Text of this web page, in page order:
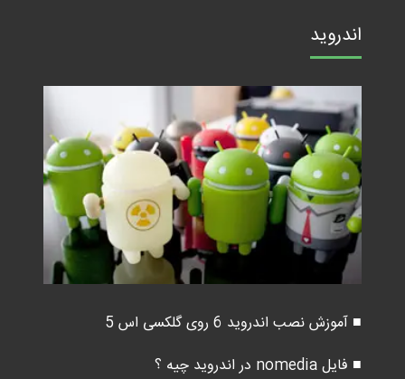
اندروید
■ آموزش نصب اندروید 6 روی گلکسی اس 5
■ فایل nomedia در اندروید چیه ؟